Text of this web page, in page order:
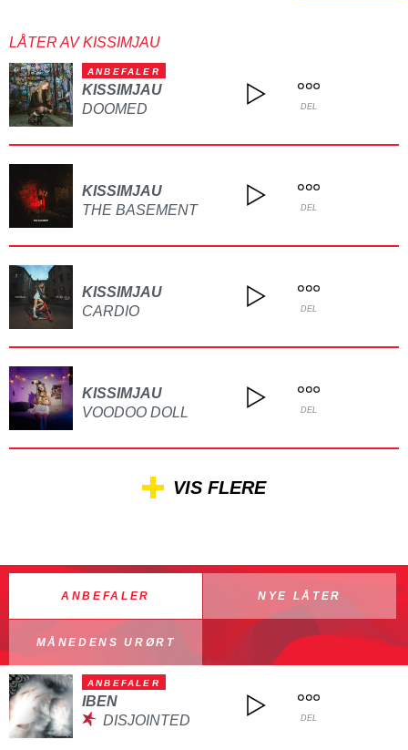
LÅTER AV KISSIMJAU
ANBEFALER
KISSIMJAU
DOOMED
DEL
KISSIMJAU
THE BASEMENT
DEL
KISSIMJAU
CARDIO
DEL
KISSIMJAU
VOODOO DOLL
DEL
VIS FLERE
ANBEFALER NYE LÅTER
MÅNEDENS URØRT
ANBEFALER
IBEN
DISJOINTED
DEL